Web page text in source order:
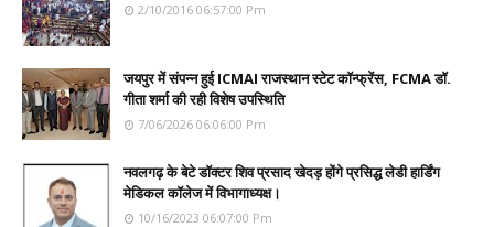
2/10/2016 06:57:00 Pm
जयपुर में संपन्न हुई ICMAI राजस्थान स्टेट कॉन्फ्रेंस, FCMA डॉ.
गीता शर्मा की रही विशेष उपस्थिति
7/06/2026 06:06:00 Pm
नवलगढ़ के बेटे डॉक्टर शिव प्रसाद खेदड़ होंगे प्रसिद्ध लेडी हार्डिंग
मेडिकल कॉलेज में विभागाध्यक्ष।
10/16/2023 06:07:00 Pm